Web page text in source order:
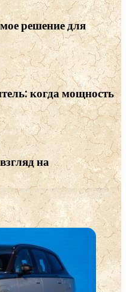
решение для
когда мощность
на